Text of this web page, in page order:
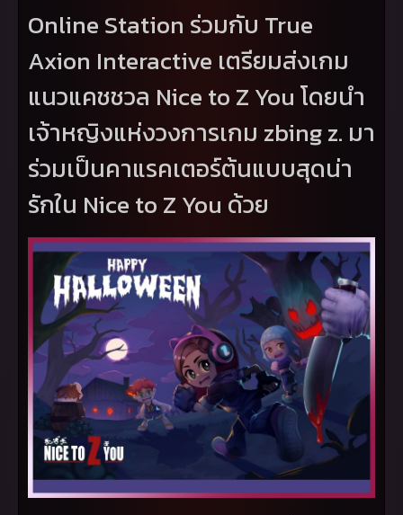
Online Station ร่วมกับ True
Axion Interactive เตรียมส่งเกม
แนวแคชชวล Nice to Z You โดยนำ
เจ้าหญิงแห่งวงการเกม zbing z. มา
ร่วมเป็นคาแรคเตอร์ต้นแบบสุดน่า
รักใน Nice to Z You ด้วย